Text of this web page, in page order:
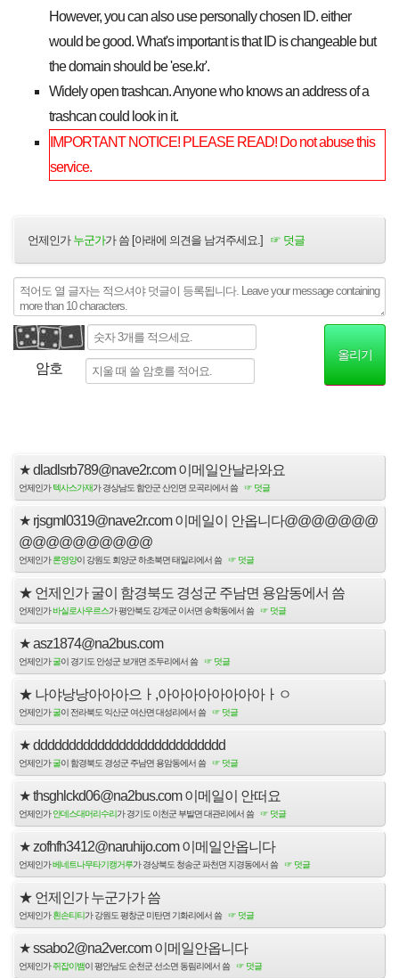
However, you can also use personally chosen ID. either
would be good. What's important is that ID is changeable but
the domain should be 'ese.kr'.
Widely open trashcan. Anyone who knows an address of a
trashcan could look in it.
IMPORTANT NOTICE! PLEASE READ! Do not abuse this
service.
언제인가 누군가가 씀 [아래에 의견을 남겨주세요.] ☞ 덧글
암호
★dladlsrb789@nave2r.com 이메일안날라와요
언제인가 텍사스가재가 경상남도 함안군 산인면 모곡리에서 씀 ☞ 덧글
★ rjsgml0319@nave2r.com 이메일이 안옵니다@@@@@@@
@@@@@@@@@@
언제인가론영양이 강원도 회양군 하초북면 태일리에서 씀 ☞ 덧글
★ 언제인가 굴이 함경북도 경성군 주남면 용암동에서 씀
언제인가바실로사우르스가 평안북도 강계군 이서면 송학동에서 씀 ☞ 덧글
★asz1874@na2bus.com
언제인가굴이 경기도 안성군 보개면 조두리에서 씀 ☞ 덧글
★ 나야낭낭아아아으ㅏ,아아아아아아아아ㅏㅇ
언제인가굴이 전라북도 익산군 여산면 대성리에서 씀 ☞ 덧글
★ddddddddddddddddddddddddddd
언제인가굴이 함경북도 경성군 주남면 용암동에서 씀 ☞ 덧글
★thsghlckd06@na2bus.com 이메일이 안떠요
언제인가 안데스대머리수리가 경기도 이천군 부발면 대관리에서 씀 ☞ 덧글
★ zofhfh3412@naruhijo.com 이메일안옵니다
언제인가베네트나무타기캥거루가 경상북도 청송군 파천면 지경동에서 씀 ☞ 덧글
★ 언제인가 누군가가 씀
언제인가 흰손티티가 강원도 평창군 미탄면 기화리에서 씀 ☞ 덧글
★ssabo2@na2ver.com 이메일안옵니다
언제인가쥐잡이뱀이 평안남도 순천군 선소면 동림리에서 씀 ☞ 덧글